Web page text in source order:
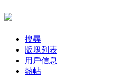
搜尋
版塊列表
用戶信息
熱帖